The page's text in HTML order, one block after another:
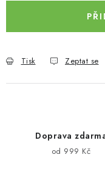
Tisk Zeptat se
Doprava
od 999 Kč